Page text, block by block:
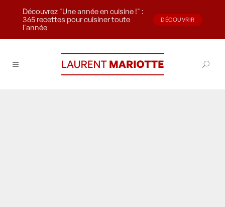
Découvrez "Une année en cuisine !" :
365 recettes pour cuisiner toute
l'année
DÉCOUVRIR